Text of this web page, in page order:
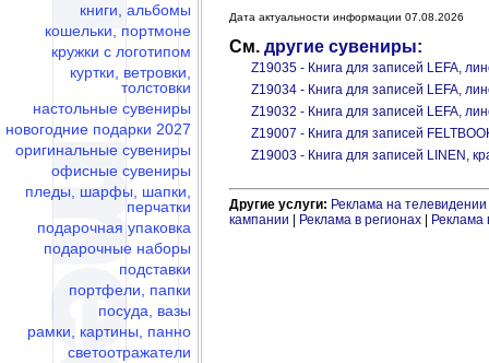
книги, альбомы
кошельки, портмоне
кружки с логотипом
куртки, ветровки,
толстовки
настольные сувениры
новогодние подарки 2027
оригинальные сувениры
офисные сувениры
пледы, шарфы, шапки,
перчатки
подарочная упаковка
подарочные наборы
подставки
портфели, папки
посуда, вазы
рамки, картины, панно
светоотражатели
Дата актуальности информации 07.08.2026
См. другие сувениры:
Z19035 - Книга для записей LEFA,
Z19034 - Книга для записей LEFA,
Z19032 - Книга для записей LEFA,
Z19007 - Книга для записей
Z19003 - Книга для записей LINEN,
Другие услуги: Реклама на телевидении
кампании
Реклама в регионах Реклама